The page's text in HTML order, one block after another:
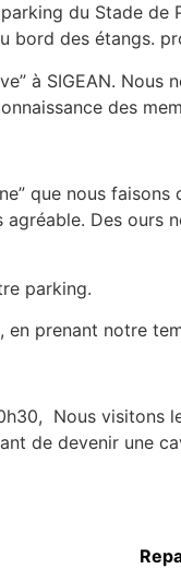
du Stade
bord des étangs.
à SIGEAN.
des
que nous faisons
Des ours
parking.
en prenant notre
Nous visitons
de devenir une